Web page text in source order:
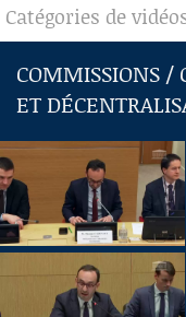
ACCUEIL
EN DIRECT
À LA DEMANDE
RECHERCHE
AIDE À LA DÉCOUPE
DE VIDÉOS
Catégories de
COMMISSIONS /
ET